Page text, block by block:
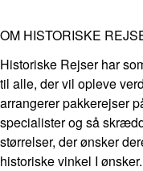
OM HISTORISKE
Historiske Rejser har
til alle, der vil opleve
arrangerer pakkerejser
specialister og så
størrelser, der ønsker
historiske vinkel I ønsker.